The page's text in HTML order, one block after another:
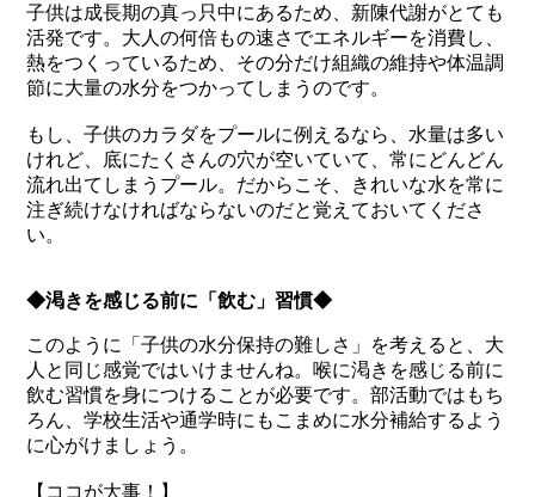
子供は成長期の真っ只中にあるため、新陳代謝がとても
活発です。大人の何倍もの速さでエネルギーを消費し、
熱をつくっているため、その分だけ組織の維持や体温調
節に大量の水分をつかってしまうのです。
もし、子供のカラダをプールに例えるなら、水量は多い
けれど、底にたくさんの穴が空いていて、常にどんどん
流れ出てしまうプール。だからこそ、きれいな水を常に
注ぎ続けなければならないのだと覚えておいてくださ
い。
◆渇きを感じる前に「飲む」習慣◆
このように「子供の水分保持の難しさ」を考えると、大
人と同じ感覚ではいけませんね。喉に渇きを感じる前に
飲む習慣を身につけることが必要です。部活動ではもち
ろん、学校生活や通学時にもこまめに水分補給するよう
に心がけましょう。
【ココが大事！】